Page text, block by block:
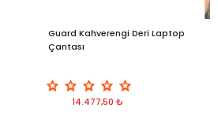
Guard Kahverengi Deri Laptop
Çantası
14.477,50 ₺